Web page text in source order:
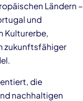
Ländern –
und
Kulturerbe,
zukunftsfähiger
die
nachhaltigen